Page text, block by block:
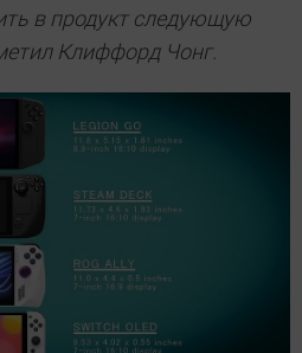
в продукт следующую
Клиффорд Чонг.